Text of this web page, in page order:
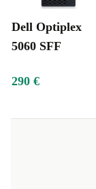
Dell Optiplex
5060 SFF
290 €